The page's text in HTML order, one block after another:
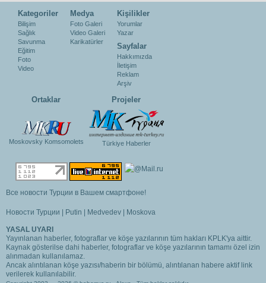
Kategoriler
Bilişim
Sağlık
Savunma
Eğitim
Foto
Video
Medya
Foto Galeri
Video Galeri
Karikatürler
Kişilikler
Yorumlar
Yazar
Sayfalar
Hakkımızda
İletişim
Reklam
Arşiv
Ortaklar
Moskovsky Komsomolets
Projeler
Türkiye Haberler
Все новости Турции в Вашем смартфоне!
Новости Турции | Putin | Medvedev | Moskova
YASAL UYARI
Yayınlanan haberler, fotograflar ve köşe yazılarının tüm hakları KPLK'ya aittir.
Kaynak gösterilse dahi haberler, fotograflar ve köşe yazılarının tamamı özel izin
alınmadan kullanılamaz.
Ancak alıntılanan köşe yazısı/haberin bir bölümü, alıntılanan habere aktif link
verilerek kullanılabilir.